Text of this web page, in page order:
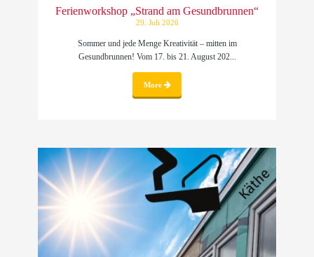
Ferienworkshop „Strand am Gesundbrunnen“
29. Juli 2026
Sommer und jede Menge Kreativität – mitten im
Gesundbrunnen! Vom 17. bis 21. August 202...
More